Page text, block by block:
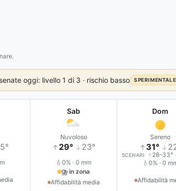
oggi: livello 1 di 3 · rischio basso SPERIMENTALE
Sab
Nuvoloso
↑ 29° ↓ 23°
💧0% · 0 mm
⛈ in zona
Affidabilità media
Dom
Sereno
↑ 31° ↓
SCENARI ↑28–33°
💧0% · 0
Affidabilità